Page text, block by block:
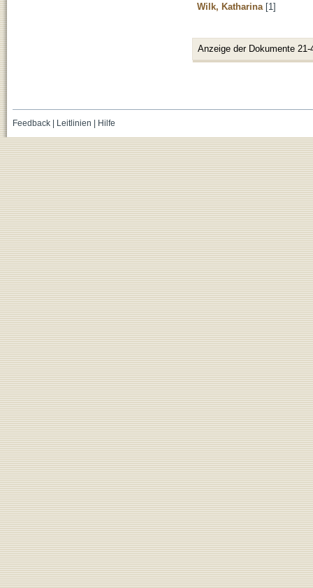
Wilk, Katharina [1]
Anzeige der Dokumente 21-
Feedback| Leitlinien | Hilfe